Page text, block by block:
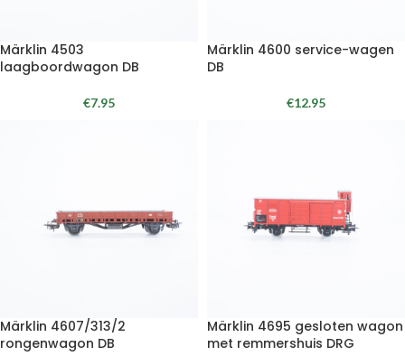
Märklin 4503
laagboordwagon DB
€7.95
Märklin 4600 service-wagen
DB
€12.95
Märklin 4607/313/2
rongenwagon DB
Märklin 4695 gesloten wagon
met remmershuis DRG